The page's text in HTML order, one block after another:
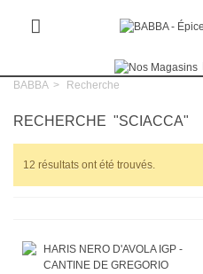
BABBA > Recherche
RECHERCHE "SCIACCA"
12 résultats ont été trouvés.